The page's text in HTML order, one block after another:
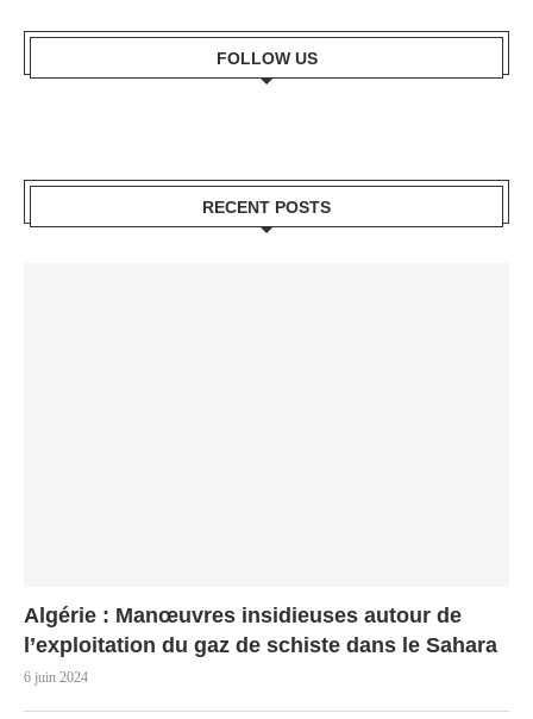
FOLLOW US
RECENT POSTS
Algérie : Manœuvres insidieuses autour de
l’exploitation du gaz de schiste dans le Sahara
6 juin 2024